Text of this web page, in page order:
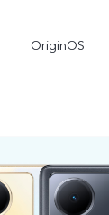
OriginOS